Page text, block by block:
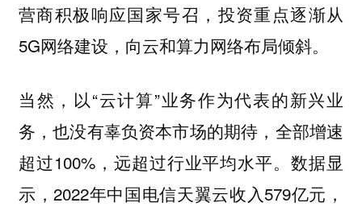
营商积极响应国家号召，投资重点逐渐从
5G网络建设，向云和算力网络布局倾斜。
当然，以“云计算”业务作为代表的新兴业
务，也没有辜负资本市场的期待，全部增速
超过100%，远超过行业平均水平。数据显
示，2022年中国电信天翼云收入579亿元，